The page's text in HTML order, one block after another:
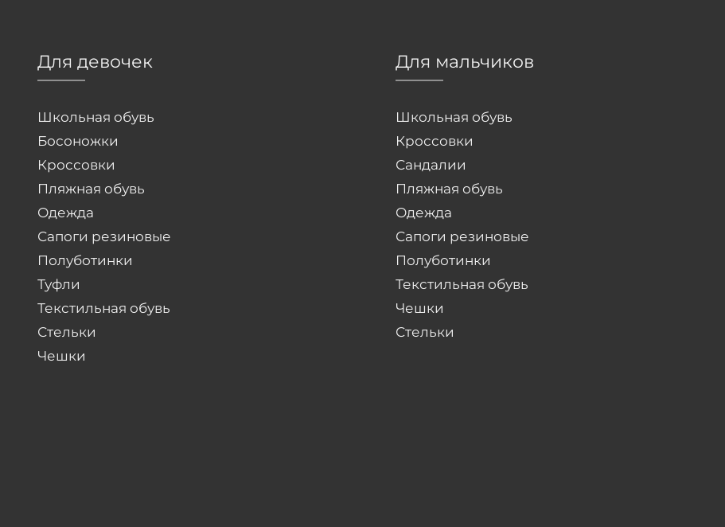
Для девочек
Школьная обувь
Босоножки
Кроссовки
Пляжная обувь
Одежда
Сапоги резиновые
Полуботинки
Туфли
Текстильная обувь
Стельки
Чешки
Для мальчиков
Школьная обувь
Кроссовки
Сандалии
Пляжная обувь
Одежда
Сапоги резиновые
Полуботинки
Текстильная обувь
Чешки
Стельки